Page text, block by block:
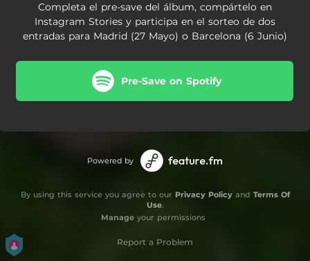
Completa el pre-save del álbum, compártelo en
Instagram Stories y participa en el sorteo de dos
entradas para Madrid (27 Mayo) o Barcelona (6 Junio)
Pre-Save on Spotify
Powered by
By using this service you agree to our Privacy Policyand Terms Of
Use.
Manageyour permissions
Report a Problem